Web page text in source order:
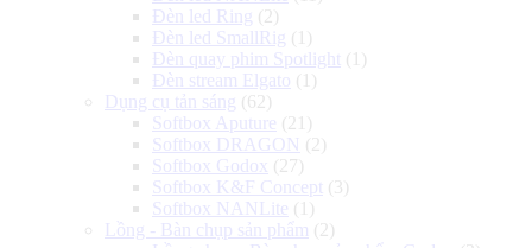
Đèn led Ring (2)
Đèn led SmallRig (1)
Đèn quay phim Spotlight (1)
Đèn stream Elgato (1)
Dụng cụ tản sáng (62)
Softbox Aputure (21)
Softbox DRAGON (2)
Softbox Godox (27)
Softbox K&F Concept (3)
Softbox NANLite (1)
Lồng - Bàn chụp sản phẩm (2)